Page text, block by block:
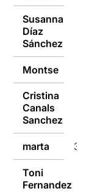
Susanna
Díaz
Sánchez
Montse
Cristina
Canals
Sanchez
marta 30/
Toni
Fernandez